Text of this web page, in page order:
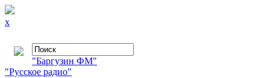
x
"Баргузин ФМ"
"Русское радио"